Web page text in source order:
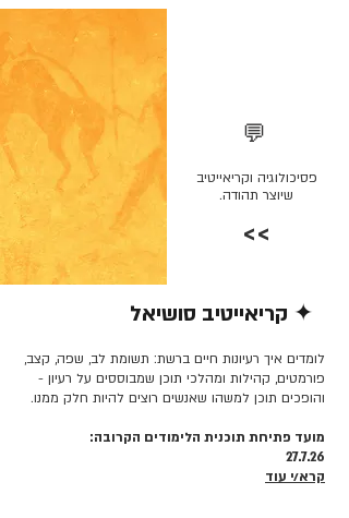
💬
פסיכולוגיה וקריאייטיב
שיוצר תהודה.
>>
✦ קריאייטיב סושיאל
לומדים איך רעיונות חיים ברשת: תשומת לב, שפה, קצב,
פורמטים, קהילות ומהלכי תוכן שמבוססים על רעיון -
והופכים תוכן למשהו שאנשים רוצים להיות חלק ממנו.
מועד פתיחת תוכנית הלימודים הקרובה:
27.7.26
קרא/י עוד